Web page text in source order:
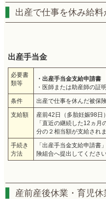
出産で仕事を休み給料
出産手当金
必要書
類等
・出産手当金支給申請書
・医師または助産師の証明
条件 出産で仕事を休んだ被保
支給額
産前42日（多胎妊娠98日
「直近の継続した12ヵ月
分の２相当額が支給されま
手続き
方法
「出産手当金支給申請書
険組合へ提出してください
産前産後休業・育児休